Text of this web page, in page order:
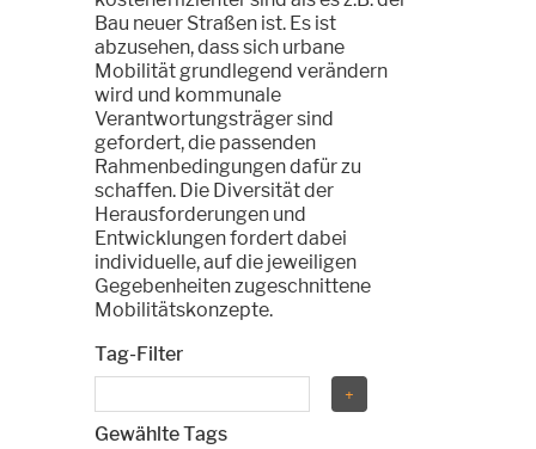
Bau neuer Straßen ist. Es ist
abzusehen, dass sich urbane
Mobilität grundlegend verändern
wird und kommunale
Verantwortungsträger sind
gefordert, die passenden
Rahmenbedingungen dafür zu
schaffen. Die Diversität der
Herausforderungen und
Entwicklungen fordert dabei
individuelle, auf die jeweiligen
Gegebenheiten zugeschnittene
Mobilitätskonzepte.
Tag-Filter
Gewählte Tags